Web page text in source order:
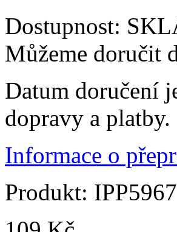
Dostupnost:
Můžeme doručit
Datum doručení
dopravy a platby.
Informace o
Produkt: IPP5967